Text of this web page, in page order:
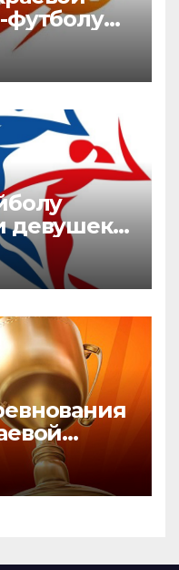
Ю.В.
девушек